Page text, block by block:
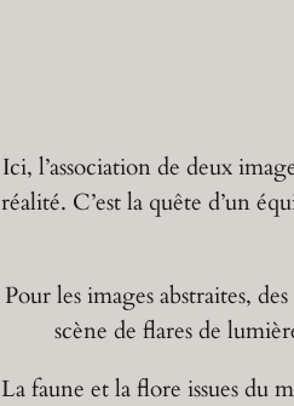
Ici, l’association de deux
réalité. C’est la quête d’un
Pour les images abstraites,
scène de flares de
La faune et la flore issues du